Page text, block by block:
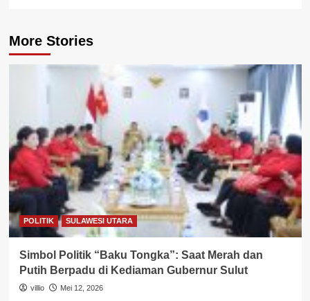
More Stories
POLITIK SULAWESI UTARA
Simbol Politik “Baku Tongka”: Saat Merah dan
Putih Berpadu di Kediaman Gubernur Sulut
villio Mei 12, 2026